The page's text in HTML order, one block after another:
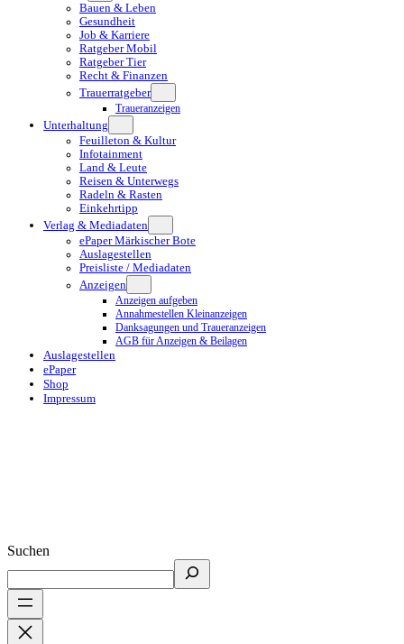
Bauen & Leben
Gesundheit
Job & Karriere
Ratgeber Mobil
Ratgeber Tier
Recht & Finanzen
Trauerratgeber
Traueranzeigen
Unterhaltung
Feuilleton & Kultur
Infotainment
Land & Leute
Reisen & Unterwegs
Radeln & Rasten
Einkehrtipp
Verlag & Mediadaten
ePaper Märkischer Bote
Auslagestellen
Preisliste / Mediadaten
Anzeigen
Anzeigen aufgeben
Annahmestellen Kleinanzeigen
Danksagungen und Traueranzeigen
AGB für Anzeigen & Beilagen
Auslagestellen
ePaper
Shop
Impressum
Suchen